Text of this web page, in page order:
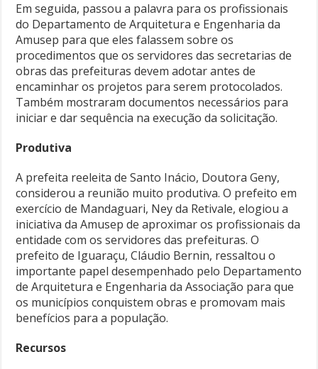
Em seguida, passou a palavra para os profissionais
do Departamento de Arquitetura e Engenharia da
Amusep para que eles falassem sobre os
procedimentos que os servidores das secretarias de
obras das prefeituras devem adotar antes de
encaminhar os projetos para serem protocolados.
Também mostraram documentos necessários para
iniciar e dar sequência na execução da solicitação.
Produtiva
A prefeita reeleita de Santo Inácio, Doutora Geny,
considerou a reunião muito produtiva. O prefeito em
exercício de Mandaguari, Ney da Retivale, elogiou a
iniciativa da Amusep de aproximar os profissionais da
entidade com os servidores das prefeituras. O
prefeito de Iguaraçu, Cláudio Bernin, ressaltou o
importante papel desempenhado pelo Departamento
de Arquitetura e Engenharia da Associação para que
os municípios conquistem obras e promovam mais
benefícios para a população.
Recursos